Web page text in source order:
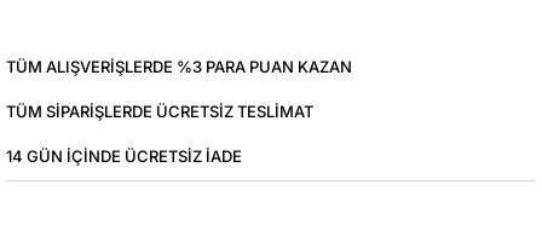
TÜM ALIŞVERIŞLERDE %3 PARA PUAN KAZAN
TÜM SIPARIŞLERDE ÜCRETSIZ TESLIMAT
14 GÜN IÇINDE ÜCRETSIZ IADE